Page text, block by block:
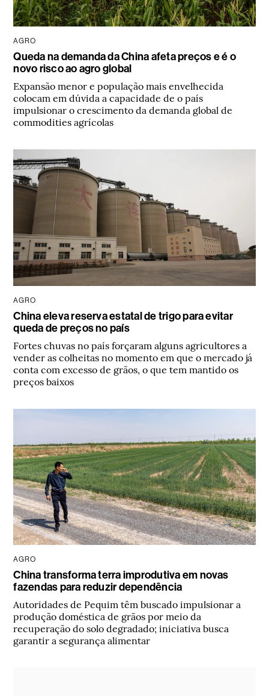
AGRO
Queda na demanda da China afeta preços e é o
novo risco ao agro global
Expansão menor e população mais envelhecida
colocam em dúvida a capacidade de o país
impulsionar o crescimento da demanda global de
commodities agrícolas
AGRO
China eleva reserva estatal de trigo para evitar
queda de preços no país
Fortes chuvas no país forçaram alguns agricultores a
vender as colheitas no momento em que o mercado já
conta com excesso de grãos, o que tem mantido os
preços baixos
AGRO
China transforma terra improdutiva em novas
fazendas para reduzir dependência
Autoridades de Pequim têm buscado impulsionar a
produção doméstica de grãos por meio da
recuperação do solo degradado; iniciativa busca
garantir a segurança alimentar